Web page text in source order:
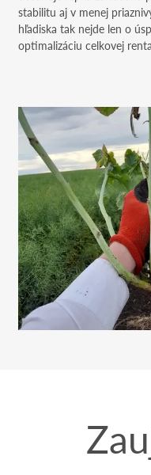
stabilitu aj v menej
hľadiska tak nejde len o
optimalizáciu celkovej